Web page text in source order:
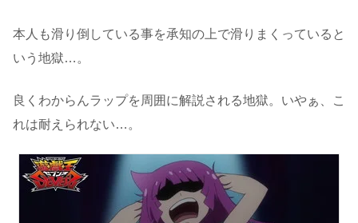
本人も滑り倒している事を承知の上で滑りまくっていると
いう地獄…。
良くわからんラップを周囲に解説される地獄。いやぁ、こ
れは耐えられない…。